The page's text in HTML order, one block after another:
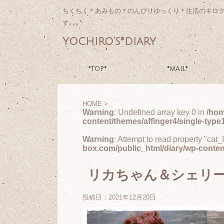
ちくちく＊あみもの＊のんびりゆっくり＊生活のキロ
す｡｡｡*
yochiro's*diary
*TOP* *MAIL*
HOME >
Warning: Undefined array key 0 in /
content/themes/affinger4/single-
Warning: Attempt to read property
box.com/public_html/diary/wp-
リカちゃん＆シェリ
投稿日： 2021年12月20日